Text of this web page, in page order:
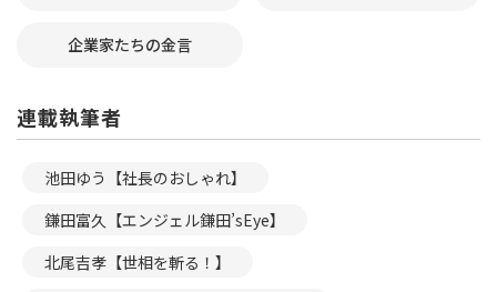
企業家たちの金言
連載執筆者
池田ゆう【社長のおしゃれ】
鎌田富久【エンジェル鎌田’sEye】
北尾吉孝【世相を斬る！】